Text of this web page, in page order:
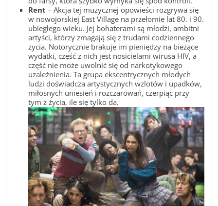
Rent – Akcja tej muzycznej opowieści rozgrywa się
w nowojorskiej East Village na przełomie lat 80. i 90.
ubiegłego wieku. Jej bohaterami są młodzi, ambitni
artyści, którzy zmagają się z trudami codziennego
życia. Notorycznie brakuje im pieniędzy na bieżące
wydatki, część z nich jest nosicielami wirusa HIV, a
część nie może uwolnić się od narkotykowego
uzależnienia. Ta grupa ekscentrycznych młodych
ludzi doświadcza artystycznych wzlotów i upadków,
miłosnych uniesień i rozczarowań, czerpiąc przy
tym z życia, ile się tylko da.